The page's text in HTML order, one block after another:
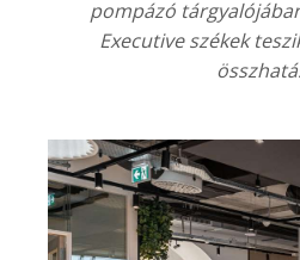
pompázó
Executive székek